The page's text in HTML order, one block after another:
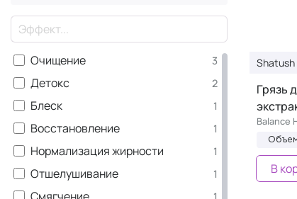
Очищение 3
Детокс 2
Блеск 1
Восстановление 1
Нормализация жирности 1
Отшелушивание 1
1
Shatush
Грязь
Balance
В